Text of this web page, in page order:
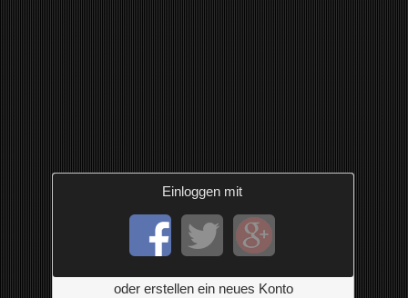
Einloggen mit
oder erstellen ein neues Konto